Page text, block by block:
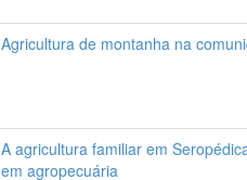
Agricultura de montanha na
A agricultura familiar em
em agropecuária